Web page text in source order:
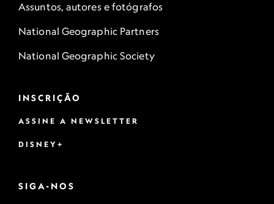
Assuntos, autores e fotógrafos
National Geographic Partners
National Geographic Society
INSCRIÇÃO
ASSINE A NEWSLETTER
DISNEY+
SIGA-NOS